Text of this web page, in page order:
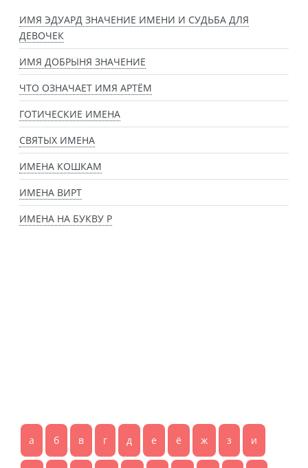
ИМЯ ЭДУАРД ЗНАЧЕНИЕ ИМЕНИ И СУДЬБА ДЛЯ
ДЕВОЧЕК
ИМЯ ДОБРЫНЯ ЗНАЧЕНИЕ
ЧТО ОЗНАЧАЕТ ИМЯ АРТЁМ
ГОТИЧЕСКИЕ ИМЕНА
СВЯТЫХ ИМЕНА
ИМЕНА КОШКАМ
ИМЕНА ВИРТ
ИМЕНА НА БУКВУ Р
а б в г д е ё ж з и